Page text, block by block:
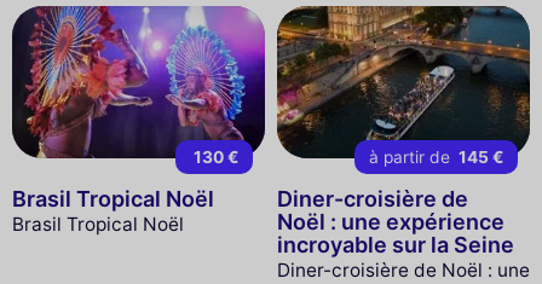
130 €
Brasil Tropical Noël
Brasil Tropical Noël
à partir de 145 €
Diner-croisière de
Noël : une expérience
incroyable sur la Seine
Diner-croisière de Noël : une